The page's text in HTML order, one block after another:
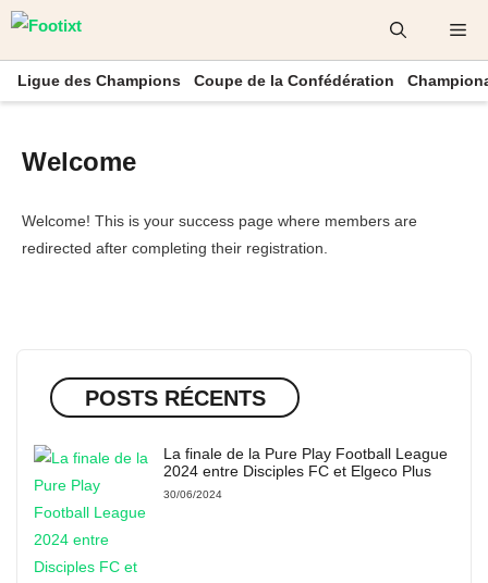
Aller
contenu
Ligue des Champions Coupe de la Confédération
Welcome
Welcome! This is your success page where members are
redirected after completing their registration.
POSTS RÉCENTS
La finale de la Pure Play Football League
2024 entre Disciples FC et Elgeco Plus
30/06/2024